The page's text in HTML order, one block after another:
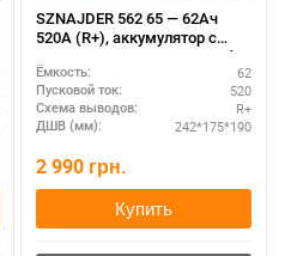
SZNAJDER 562 65 — 62Ач
520А (R+), аккумулятор с
длительным сроком службы
Ёмкость: 62
Пусковой ток: 520
Схема выводов: R+
ДШВ (мм): 242*175*190
2 990 грн.
Купить